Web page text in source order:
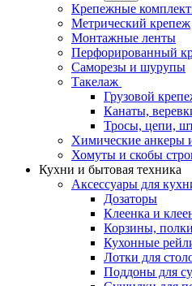
Крепежные
Метрический крепеж
Монтажные ленты
Перфорированный
Саморезы и шурупы
Такелаж
Грузовой
Канаты,
Тросы, цепи,
Химические анкеры
Хомуты и скобы
Кухни и бытовая техника
Аксессуары для
Дозаторы
Клеенка и
Корзины,
Кухонные
Лотки для
Поддоны для